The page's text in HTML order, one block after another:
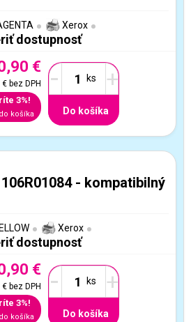
Xerox
dostupnosť
€
€bez DPH
3%!
košíka
- +
Do košíka
- kompatibilný
Xerox
dostupnosť
€
€bez DPH
3%!
košíka
- +
Do košíka